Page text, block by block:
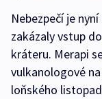
Nebezpečí je
zakázaly vstup
kráteru. Merapi
vulkanologové
loňského